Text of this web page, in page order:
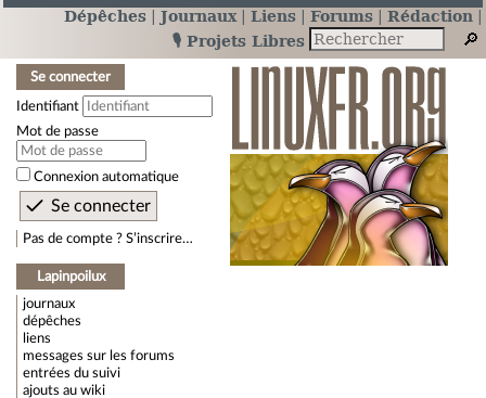
Dépêches Journaux Liens Forums
Rédaction
🎙️ Projets Libres
Se connecter
Identifiant
Mot de passe
Connexion automatique
Pas de compte ? S’inscrire…
Lapinpoilux
journaux
dépêches
liens
messages sur les forums
entrées du suivi
ajouts au wiki